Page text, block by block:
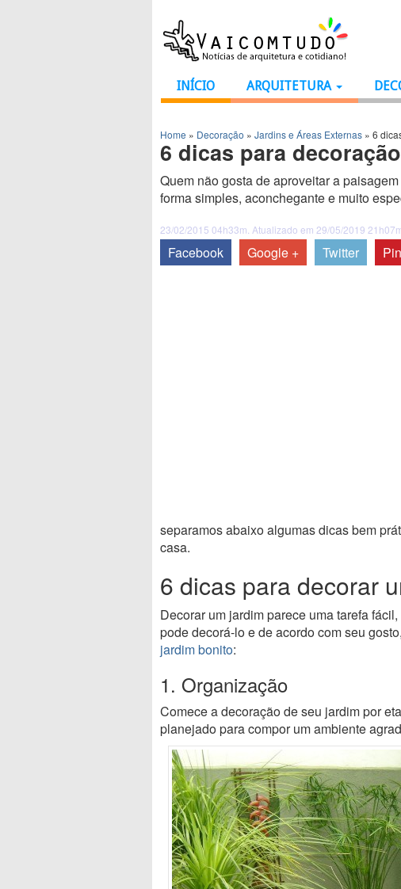
INÍCIO ARQUITETURA
Home » Decoração » Jardins e Áreas Externas » 6
6 dicas para
Quem não gosta de aproveitar a
forma simples, aconchegante e muito
23/02/2015 04h33m. Atualizado em 29/05/2019
Facebook Google + Twitter
separamos abaixo algumas dicas bem
casa.
6 dicas para decorar
Decorar um jardim parece uma tarefa
pode decorá-lo e de acordo com seu
jardim bonito:
1. Organização
Comece a decoração de seu jardim por
planejado para compor um ambiente